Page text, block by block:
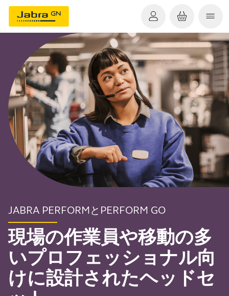
JABRA PERFORMとPERFORM GO
現場の作業員や移動の多
いプロフェッショナル向
けに設計されたヘッドセ